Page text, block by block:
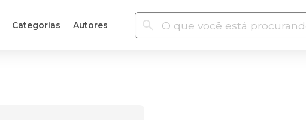
Categorias Autores